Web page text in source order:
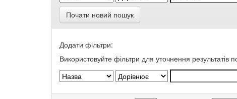
Почати новий пошук
Додати фільтри:
Використовуйте фільтри для уточнення результатів